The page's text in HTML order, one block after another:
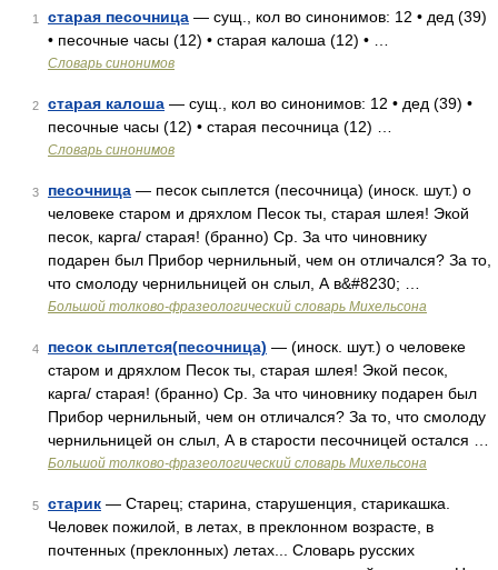
1 старая песочница — сущ., кол во синонимов: 12 • дед (39)
• песочные часы (12) • старая калоша (12) • …
Словарь синонимов
2 старая калоша — сущ., кол во синонимов: 12 • дед (39) •
песочные часы (12) • старая песочница (12) …
Словарь синонимов
3 песочница — песок сыплется (песочница) (иноск. шут.) о
человеке старом и дряхлом Песок ты, старая шлея! Экой
песок, карга/ старая! (бранно) Ср. За что чиновнику
подарен был Прибор чернильный, чем он отличался? За то,
что смолоду чернильницей он слыл, А в&#8230; …
Большой толково-фразеологический словарь Михельсона
4 песок сыплется(песочница) — (иноск. шут.) о человеке
старом и дряхлом Песок ты, старая шлея! Экой песок,
карга/ старая! (бранно) Ср. За что чиновнику подарен был
Прибор чернильный, чем он отличался? За то, что смолоду
чернильницей он слыл, А в старости песочницей остался …
Большой толково-фразеологический словарь Михельсона
5 старик — Старец; старина, старушенция, старикашка.
Человек пожилой, в летах, в преклонном возрасте, в
почтенных (преклонных) летах... Словарь русских